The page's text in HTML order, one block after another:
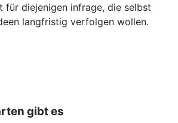
für diejenigen infrage, die selbst
langfristig verfolgen wollen.
gibt es